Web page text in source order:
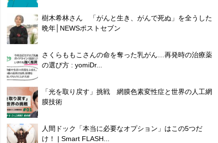
樹木希林さん 「がんと生き、がんで死ぬ」を全うした
晩年│NEWSポストセブン
さくらももこさんの命を奪った乳がん…再発時の治療薬
の選び方 : yomiDr...
「光を取り戻す」挑戦 網膜色素変性症と世界の人工網
膜技術
人間ドック「本当に必要なオプション」はこの5つだ
け！ | Smart FLASH...